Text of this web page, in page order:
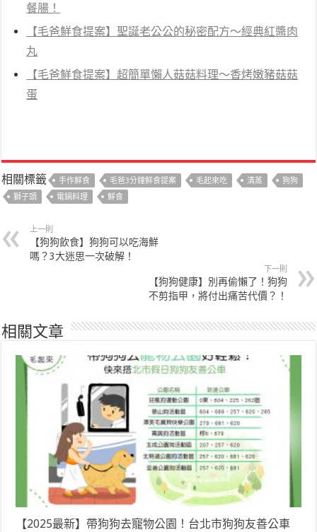
餐腸！
【毛爸鮮食提案】聖誕老公公的秘密配方～經典紅醬肉
丸
【毛爸鮮食提案】超簡單懶人菇菇料理～香烤嫩豬菇菇
蛋
相關標籤 手作鮮食 毛爸3分鐘鮮食提案 毛起來吃 清蒸
狗狗
獅子頭
電鍋料理 鮮食
上一則
【狗狗飲食】狗狗可以吃海鮮
嗎？3大迷思一次破解！
下一則
【狗狗健康】別再偷懶了！狗狗
不剪指甲，將付出痛苦代價？！
相關文章
【2025最新】帶狗狗去寵物公園！台北市狗狗友善公車